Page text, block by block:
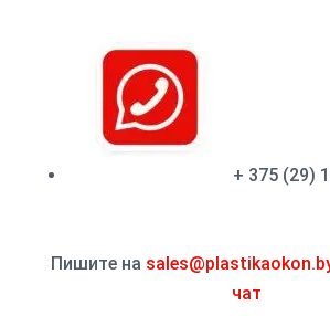
+ 375 (29)
Пишите на
чат